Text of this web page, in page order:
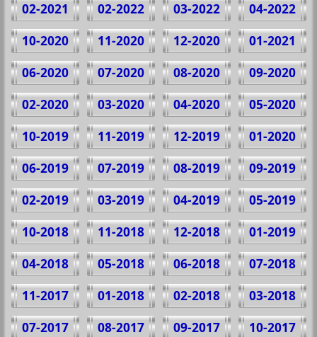
04-2022
03-2022
02-2022
02-2021
01-2021
12-2020
11-2020
10-2020
09-2020
08-2020
07-2020
06-2020
05-2020
04-2020
03-2020
02-2020
01-2020
12-2019
11-2019
10-2019
09-2019
08-2019
07-2019
06-2019
05-2019
04-2019
03-2019
02-2019
01-2019
12-2018
11-2018
10-2018
07-2018
06-2018
05-2018
04-2018
03-2018
02-2018
01-2018
11-2017
10-2017
09-2017
08-2017
07-2017